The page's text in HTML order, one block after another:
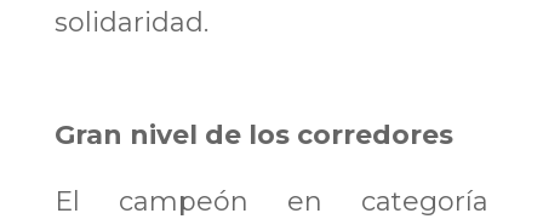
solidaridad.
Gran nivel de los corredores
El campeón en categoría